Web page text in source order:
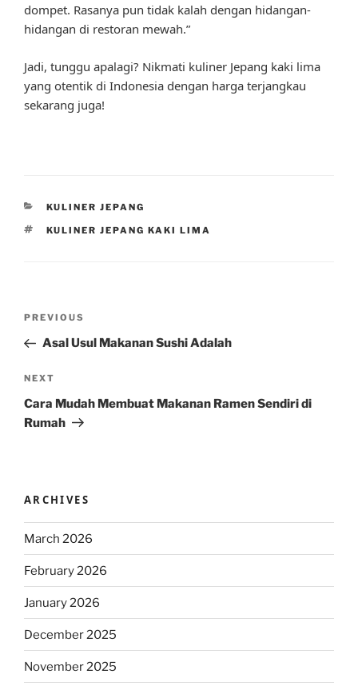
dompet. Rasanya pun tidak kalah dengan hidangan-
hidangan di restoran mewah.”
Jadi, tunggu apalagi? Nikmati kuliner Jepang kaki lima
yang otentik di Indonesia dengan harga terjangkau
sekarang juga!
CATEGORIES
KULINER JEPANG
TAGS
KULINER JEPANG KAKI LIMA
Previous
Post
PREVIOUS
Asal Usul Makanan Sushi Adalah
Next
Post
NEXT
Cara Mudah Membuat Makanan Ramen Sendiri di
Rumah
ARCHIVES
March 2026
February 2026
January 2026
December 2025
November 2025